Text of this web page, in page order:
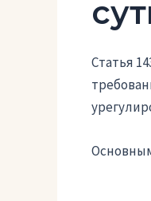
Статья